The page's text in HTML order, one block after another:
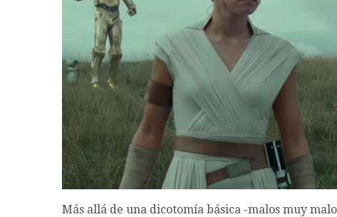
Más allá de una dicotomía básica -malos muy